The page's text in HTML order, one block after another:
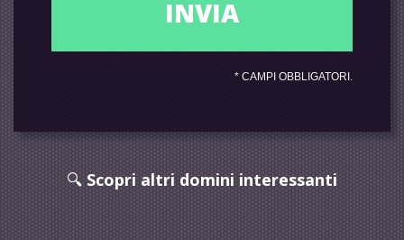
* CAMPI OBBLIGATORI.
🔍Scopri altri domini interessanti